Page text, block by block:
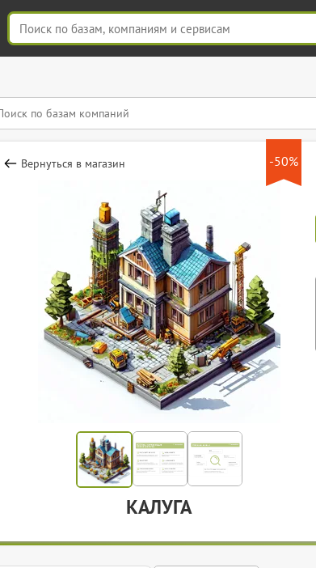
-50%
Вернуться в магазин
КАЛУГА